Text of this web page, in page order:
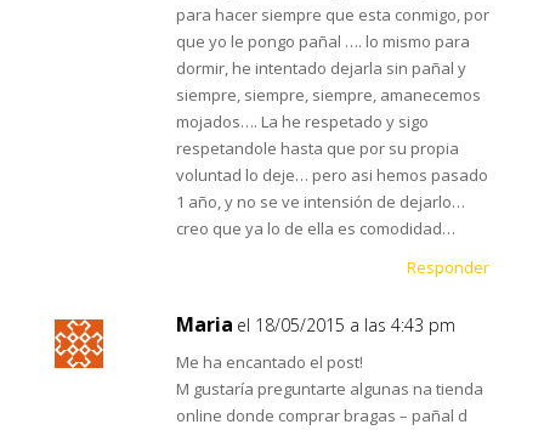
para hacer siempre que esta conmigo, por
que yo le pongo pañal …. lo mismo para
dormir, he intentado dejarla sin pañal y
siempre, siempre, siempre, amanecemos
mojados…. La he respetado y sigo
respetandole hasta que por su propia
voluntad lo deje… pero asi hemos pasado
1 año, y no se ve intensión de dejarlo…
creo que ya lo de ella es comodidad…
Responder
Maria el 18/05/2015 a las 4:43 pm
Me ha encantado el post!
M gustaría preguntarte algunas na tienda
online donde comprar bragas – pañal d